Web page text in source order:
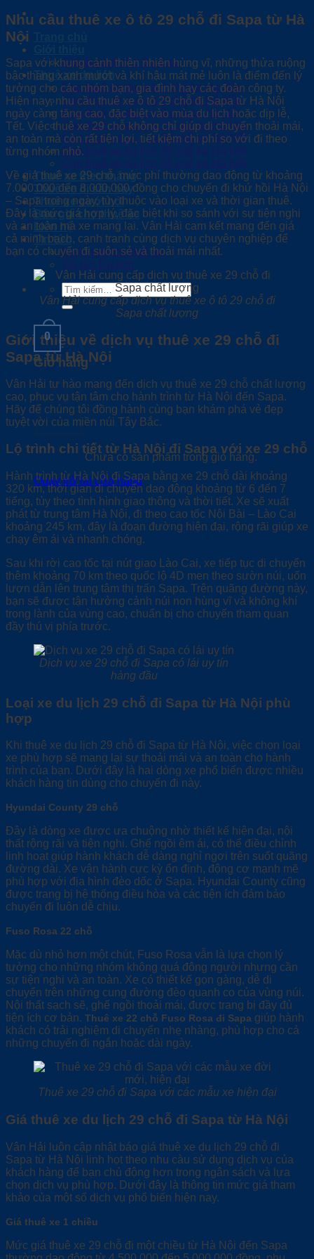
Chính sách cho thuê xe
Thuê xe du lịch
Cho thuê xe du lịch 4 chỗ tại Hà Nội
Cho thuê xe du lịch 7 chỗ tại Hà Nội
Cho thuê xe du lịch 9 chỗ tại Hà Nội
Cho thuê xe du lịch 16 chỗ tại Hà Nội
Cho thuê xe du lịch 29 chỗ tại Hà Nội
Cho thuê xe du lịch 35 chỗ tại Hà Nội
Cho thuê xe du lịch 45 chỗ tại Hà Nội
Thuê xe theo tháng
Thuê xe đi sân bay
Thuê xe cưới hỏi
Báo giá cho thuê xe
Liên hệ
Tin tức
Kinh nghiệm thuê xe
Tin tức Du lịch
Tìm
kiếm:
0
Giỏ hàng
Chưa có sản phẩm trong giỏ hàng.
Quay trở lại cửa hàng
Nhu cầu thuê xe ô tô 29 chỗ đi Sapa từ Hà
Nội
Sapa với khung cảnh thiên nhiên hùng vĩ, những thửa ruộng
bậc thang xanh mướt và khí hậu mát mẻ luôn là điểm đến lý
tưởng cho các nhóm bạn, gia đình hay các đoàn công ty.
Hiện nay, nhu cầu thuê xe ô tô 29 chỗ đi Sapa từ Hà Nội
ngày càng tăng cao, đặc biệt vào mùa du lịch hoặc dịp lễ,
Tết. Việc thuê xe 29 chỗ không chỉ giúp di chuyển thoải mái,
an toàn mà còn rất tiện lợi, tiết kiệm chi phí so với đi theo
từng nhóm nhỏ.
Về giá thuê xe 29 chỗ, mức phí thường dao động từ khoảng
7.000.000 đến 8.000.000 đồng cho chuyến đi khứ hồi Hà Nội
– Sapa trong ngày, tùy thuộc vào loại xe và thời gian thuê.
Đây là mức giá hợp lý, đặc biệt khi so sánh với sự tiện nghi
và an toàn mà xe mang lại. Vân Hải cam kết mang đến giá
cả minh bạch, cạnh tranh cùng dịch vụ chuyên nghiệp để
bạn có chuyến đi suôn sẻ và thoải mái nhất.
Vân Hải cung cấp dịch vụ thuê xe ô tô 29 chỗ đi
Sapa chất lượng
Giới thiệu về dịch vụ thuê xe 29 chỗ đi
Sapa từ Hà Nội
Vân Hải tự hào mang đến dịch vụ thuê xe 29 chỗ chất lượng
cao, phục vụ tận tâm cho hành trình từ Hà Nội đến Sapa.
Hãy để chúng tôi đồng hành cùng bạn khám phá vẻ đẹp
tuyệt vời của miền núi Tây Bắc.
Lộ trình chi tiết từ Hà Nội đi Sapa với xe 29 chỗ
Hành trình từ Hà Nội đi Sapa bằng xe 29 chỗ dài khoảng
320 km, thời gian di chuyển dao động khoảng từ 6 đến 7
tiếng, tùy theo tình hình giao thông và thời tiết. Xe sẽ xuất
phát từ trung tâm Hà Nội, đi theo cao tốc Nội Bài – Lào Cai
khoảng 245 km, đây là đoạn đường hiện đại, rộng rãi giúp xe
chạy êm ái và nhanh chóng.
Sau khi rời cao tốc tại nút giao Lào Cai, xe tiếp tục di chuyển
thêm khoảng 70 km theo quốc lộ 4D men theo sườn núi, uốn
lượn dẫn lên trung tâm thị trấn Sapa. Trên quãng đường này,
bạn sẽ được tận hưởng cảnh núi non hùng vĩ và không khí
trong lành của vùng cao, chuẩn bị cho chuyến tham quan
đầy thú vị phía trước.
Dịch vụ xe 29 chỗ đi Sapa có lái uy tín
hàng đầu
Loại xe du lịch 29 chỗ đi Sapa từ Hà Nội phù
hợp
Khi thuê xe du lịch 29 chỗ đi Sapa từ Hà Nội, việc chọn loại
xe phù hợp sẽ mang lại sự thoải mái và an toàn cho hành
trình của bạn. Dưới đây là hai dòng xe phổ biến được nhiều
khách hàng tin dùng cho chuyến đi này.
Hyundai County 29 chỗ
Đây là dòng xe được ưa chuộng nhờ thiết kế hiện đại, nội
thất rộng rãi và tiện nghi. Ghế ngồi êm ái, có thể điều chỉnh
linh hoạt giúp hành khách dễ dàng nghỉ ngơi trên suốt quãng
đường dài. Xe vận hành cực kỳ ổn định, động cơ mạnh mẽ
phù hợp với địa hình đèo dốc ở Sapa. Hyundai County cũng
được trang bị hệ thống điều hòa và các tiện ích đảm bảo
chuyến đi luôn dễ chịu.
Fuso Rosa 22 chỗ
Mặc dù nhỏ hơn một chút, Fuso Rosa vẫn là lựa chọn lý
tưởng cho những nhóm không quá đông người nhưng cần
sự tiện nghi và an toàn. Xe có thiết kế gọn gàng, dễ di
chuyển trên những cung đường đèo quanh co của vùng núi.
Nội thất sạch sẽ, ghế ngồi thoải mái, được trang bị đầy đủ
tiện ích cơ bản. Thuê xe 22 chỗ Fuso Rosa đi Sapa giúp hành
khách có trải nghiệm di chuyển nhẹ nhàng, phù hợp cho cả
những chuyến đi ngắn hoặc dài ngày.
Thuê xe 29 chỗ đi Sapa với các mẫu xe hiện đại
Giá thuê xe du lịch 29 chỗ đi Sapa từ Hà Nội
Vân Hải luôn cập nhật báo giá thuê xe du lịch 29 chỗ đi
Sapa từ Hà Nội linh họt theo nhu càu sử dụng dịch vụ của
khách hàng để bạn chủ động hơn trong ngân sách và lựa
chọn dịch vụ phù hợp. Dưới đây là thông tin mức giá tham
khảo của một số dịch vụ phổ biến hiện nay.
Giá thuê xe 1 chiều
Mức giá thuê xe 29 chỗ đi một chiều từ Hà Nội đến Sapa